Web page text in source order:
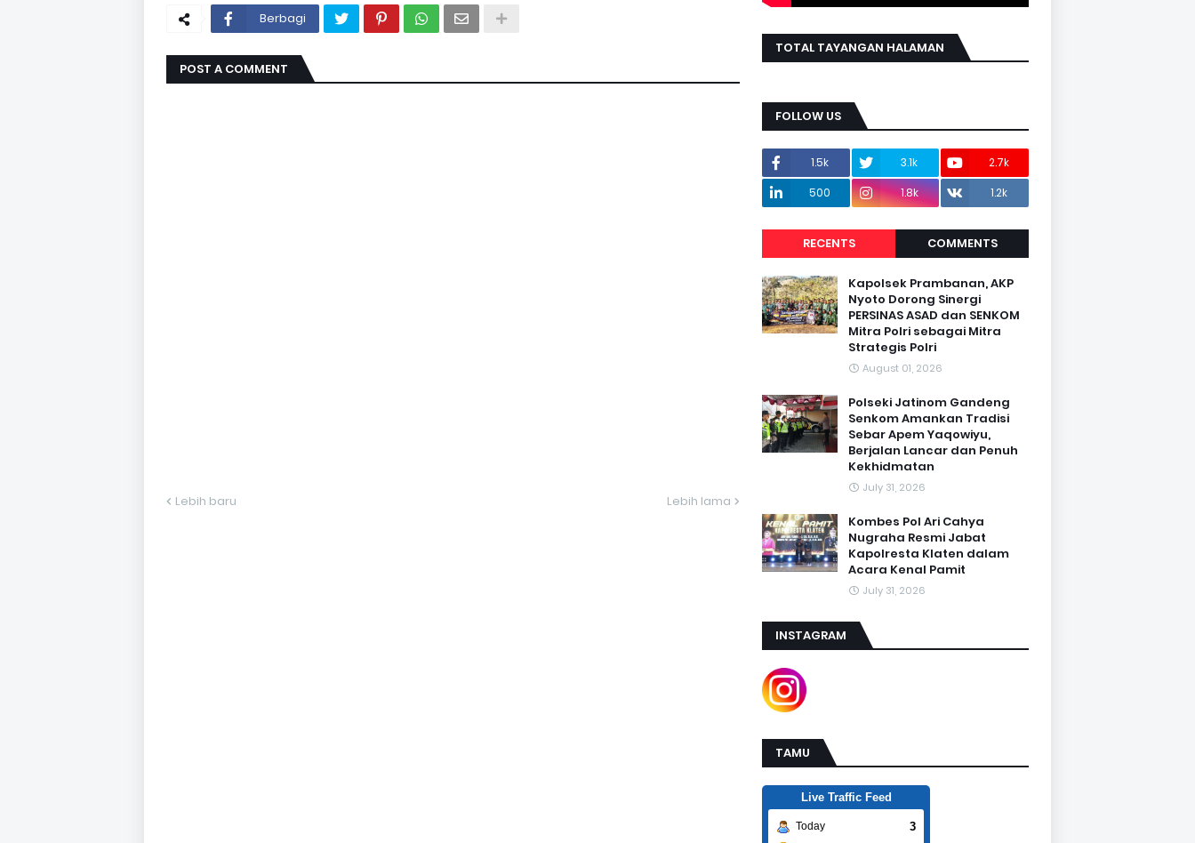
Berbagi
POST A COMMENT
Lebih baru Lebih lama
TOTAL TAYANGAN HALAMAN
FOLLOW US
1.5k 3.1k
2.7k
500
1.8k 1.2k
RECENTS COMMENTS
Kapolsek Prambanan, AKP
Nyoto Dorong Sinergi
PERSINAS ASAD dan SENKOM
Mitra Polri sebagai Mitra
Strategis Polri
August 01, 2026
Polseki Jatinom Gandeng
Senkom Amankan Tradisi
Sebar Apem Yaqowiyu,
Berjalan Lancar dan Penuh
Kekhidmatan
July 31, 2026
Kombes Pol Ari Cahya
Nugraha Resmi Jabat
Kapolresta Klaten dalam
Acara Kenal Pamit
July 31, 2026
INSTAGRAM
TAMU
Live Traffic Feed
Today 3